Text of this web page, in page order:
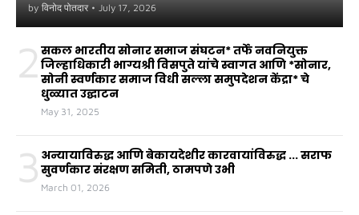
by विनोद पोतदार • July 17, 2026
2 सकल भारतीय सोनार समाज संघटन* तर्फे नवनियुक्त
जिल्हाधिकारी भाग्यश्री विसपुते यांचे स्वागत आणि *सोनार,
सोनी स्वर्णकार समाज विधी सल्ला समुपदेशन केंद्रा* चे
धुळ्यात उद्घाटन
May 31, 2025
3 अन्यायाविरुद्ध आणि बेकायदेशीर कारवायांविरुद्ध ... सराफ
सुवर्णकार संरक्षण समिती, ठामपणे उभी
March 01, 2026